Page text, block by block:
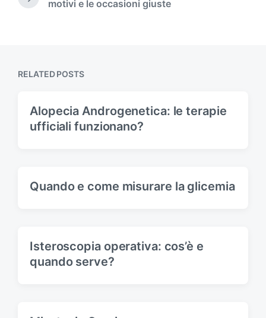
n v
o
:
N
s
motivi e le occasioni giuste
RELATED POSTS
Alopecia Androgenetica: le terapie
ufficiali funzionano?
Quando e come misurare la glicemia
Isteroscopia operativa: cos’è e
quando serve?